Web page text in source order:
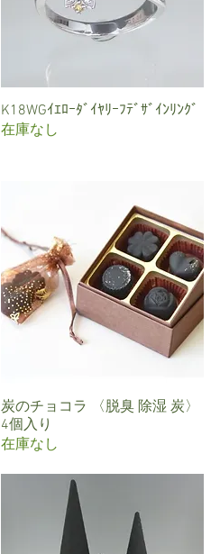
クイックビュー
K18WGｲｴﾛｰﾀﾞｲﾔﾘｰﾌﾃﾞｻﾞｲﾝﾘﾝｸﾞ
在庫なし
クイックビュー
炭のチョコラ 〈脱臭 除湿 炭〉
4個入り
在庫なし